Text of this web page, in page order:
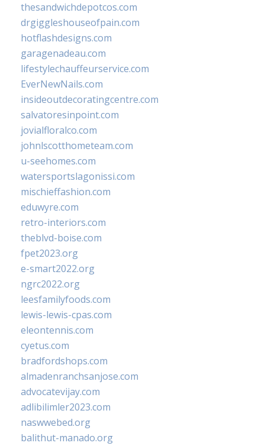
thesandwichdepotcos.com
drgiggleshouseofpain.com
hotflashdesigns.com
garagenadeau.com
lifestylechauffeurservice.com
EverNewNails.com
insideoutdecoratingcentre.com
salvatoresinpoint.com
jovialfloralco.com
johnlscotthometeam.com
u-seehomes.com
watersportslagonissi.com
mischieffashion.com
eduwyre.com
retro-interiors.com
theblvd-boise.com
fpet2023.org
e-smart2022.org
ngrc2022.org
leesfamilyfoods.com
lewis-lewis-cpas.com
eleontennis.com
cyetus.com
bradfordshops.com
almadenranchsanjose.com
advocatevijay.com
adlibilimler2023.com
naswwebed.org
balithut-manado.org